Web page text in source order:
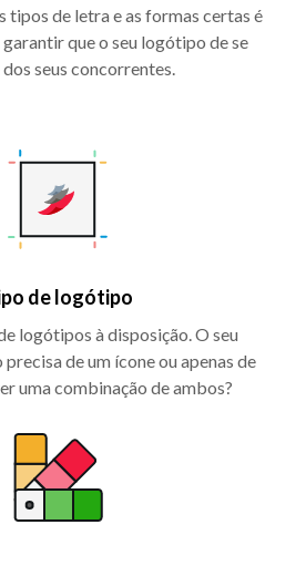
tipos de letra e as formas certas é
que o seu logótipo de se
seus concorrentes.
de logótipo
logótipos à disposição. O seu
de um ícone ou apenas de
uma combinação de ambos?